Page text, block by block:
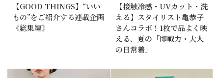
【GOOD THINGS】“いい
もの”をご紹介する連載企画
《総集編》
【接触冷感・UVカット・洗
える】スタイリスト亀恭子
さんコラボ！1枚で品よく映
える、夏の「即戦力・大人
の日常着」